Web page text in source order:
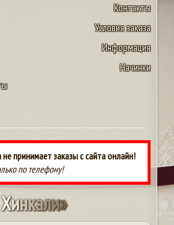
Контакты
Условия заказа
Информация
Начинки
принимает заказы с сайта онлайн!
по телефону!
Хинкали»